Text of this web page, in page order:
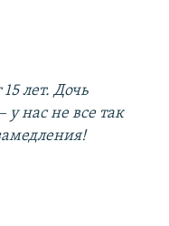
лет. Дочь
у нас не все так